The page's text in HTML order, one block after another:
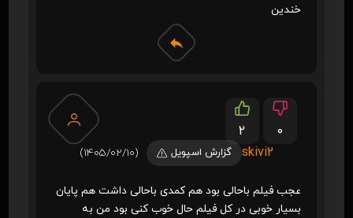
خندین
2
0
skivi2
گزارش اسپویل (1405/02/10)
عجب فیلم باحالی بود هم کمدی باحالی داشت هم پایان
بسیار خوبی در کل فیلم حال خوب کنی بود من به